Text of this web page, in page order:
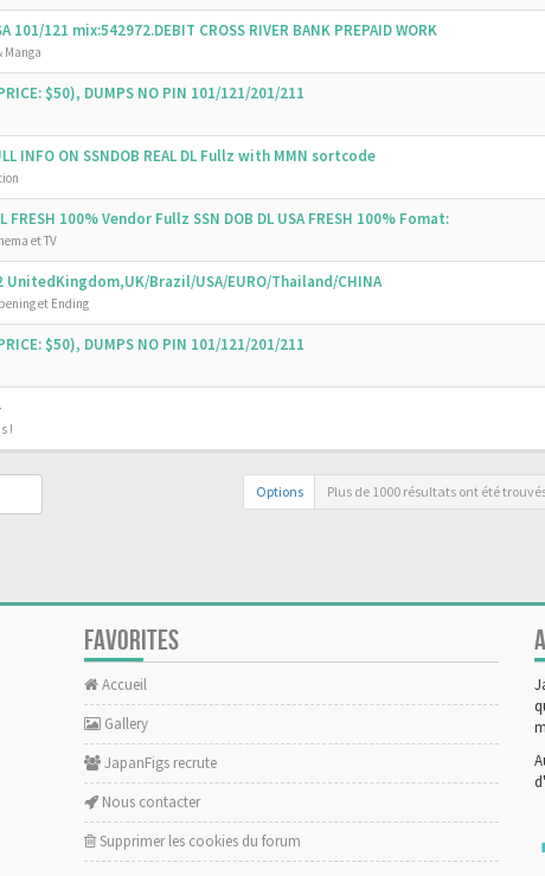
101/121 mix:542972.DEBIT CROSS RIVER BANK PREPAID WORK
Manga
$50), DUMPS NO PIN 101/121/201/211
INFO ON SSNDOB REAL DL Fullz with MMN sortcode
FRESH 100% Vendor Fullz SSN DOB DL USA FRESH 100% Fomat:
et TV
UnitedKingdom,UK/Brazil/USA/EURO/Thailand/CHINA
et Ending
$50), DUMPS NO PIN 101/121/201/211
!
Options Plus de 1000 résultats ont été
FAVORITES
Accueil
Gallery
JapanFigs recrute
Nous contacter
Supprimer les cookies du forum